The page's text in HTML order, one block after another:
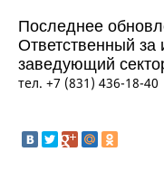
Последнее
Ответственный
заведующий
тел. +7 (831) 436-18-40